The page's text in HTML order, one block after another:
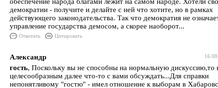
демократии - получите и делайте с ней что хотите, но в рамках
действующего законодательства. Так что демократия не
управление государства демосом, а скорее наоборот...
Ответить Цитировать
Александр
гость, Поскольку вы не способны на нормальную дискуссию,то
целесообразным далее что-то с вами обсуждать...Для справки
непонятливому "гостю" - имел отношение к выборам в